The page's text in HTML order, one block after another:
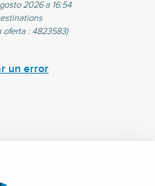
2026 a 16:54
oferta :4823583)
un error